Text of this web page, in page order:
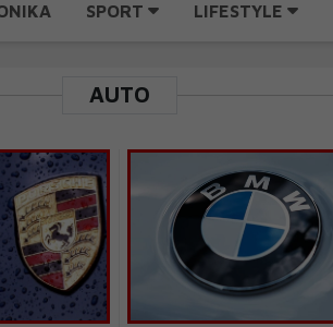
SPORT LIFESTYLE
AUTO